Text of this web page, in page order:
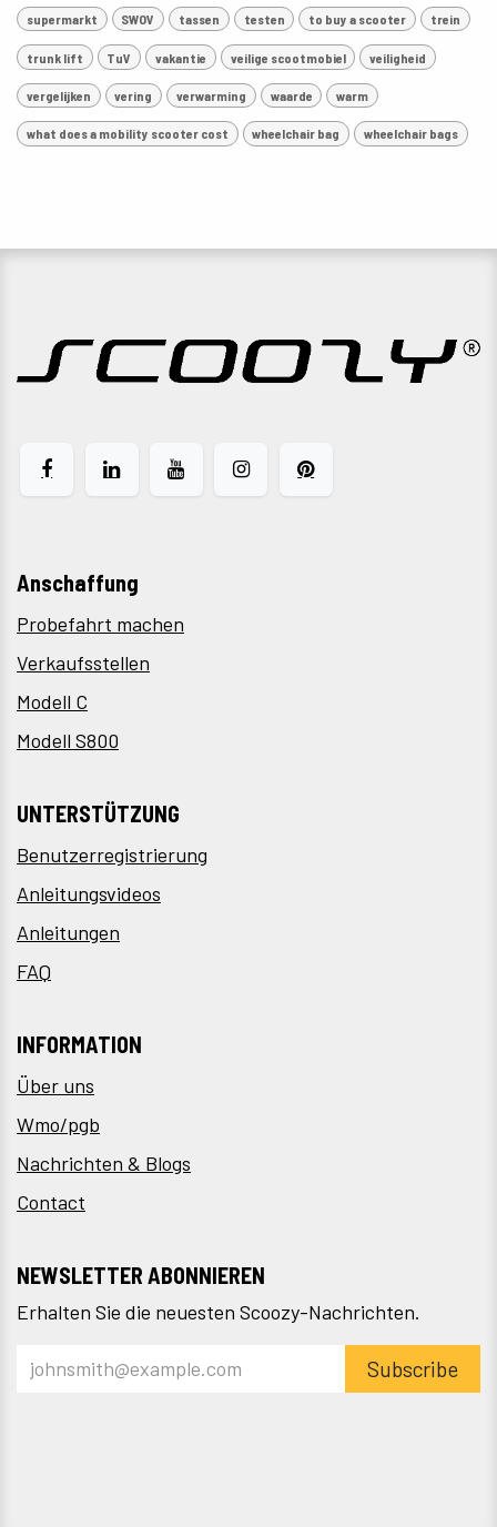
supermarkt SWOV tassen testen to buy a scooter trein
trunk lift TuV vakantie veilige scootmobiel veiligheid
vergelijken vering verwarming waarde warm
what does a mobility scooter cost wheelchair bag wheelchair bags
Anschaffung
Probefahrt machen
Verkaufsstellen
Modell C
Modell S800
UNTERSTÜTZUNG
Benutzerregistrierung
Anleitungsvideos
Anleitungen
FAQ
INFORMATION
Über uns
Wmo/pgb
Nachrichten & Blogs
Contact
NEWSLETTER ABONNIEREN
Erhalten Sie die neuesten Scoozy-Nachrichten.
Subscribe